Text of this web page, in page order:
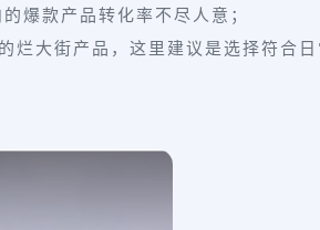
爆款产品转化率不尽人意；
烂大街产品，这里建议是选择符合日